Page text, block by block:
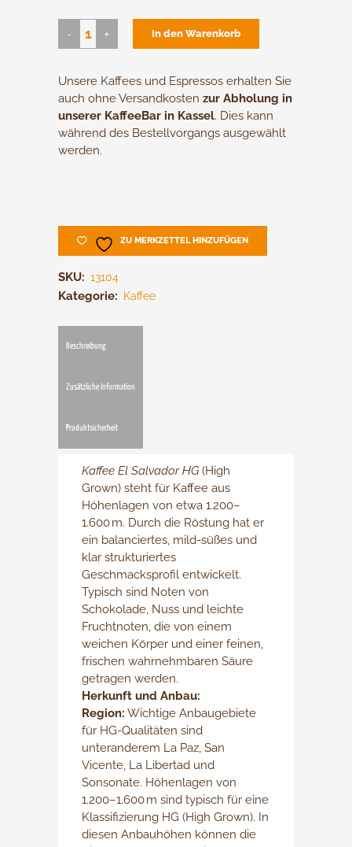
Röstkaffee
El
Salvador
quantity
In den Warenkorb
Unsere Kaffees und Espressos erhalten Sie
auch ohne Versandkosten zur Abholung in
unserer KaffeeBar in Kassel. Dies kann
während des Bestellvorgangs ausgewählt
werden.
ZU MERKZETTEL HINZUFÜGEN
SKU: 13104
Kategorie: Kaffee
Beschreibung
Zusätzliche Information
Produktsicherheit
Kaffee El Salvador HG (High
Grown) steht für Kaffee aus
Höhenlagen von etwa 1.200–
1.600 m. Durch die Röstung hat er
ein balanciertes, mild-süßes und
klar strukturiertes
Geschmacksprofil entwickelt.
Typisch sind Noten von
Schokolade, Nuss und leichte
Fruchtnoten, die von einem
weichen Körper und einer feinen,
frischen wahrnehmbaren Säure
getragen werden.
Herkunft und Anbau:
Region: Wichtige Anbaugebiete
für HG-Qualitäten sind
unteranderem La Paz, San
Vicente, La Libertad und
Sonsonate. Höhenlagen von
1.200–1.600 m sind typisch für eine
Klassifizierung HG (High Grown). In
diesen Anbauhöhen können die